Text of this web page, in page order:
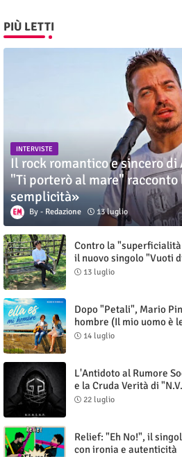
PIÙ LETTI
INTERVISTE
Il rock romantico e sincero di
"Ti porterò al mare" racconto
semplicità»
Redazione 13 luglio
Contro la "superficialità
il nuovo singolo "Vuoti
13 luglio
Dopo "Petali", Mario
hombre (Il mio uomo è
14 luglio
L'Antidoto al Rumore
e la Cruda Verità di
22 luglio
Relief: "Eh No!", il
con ironia e autenticità